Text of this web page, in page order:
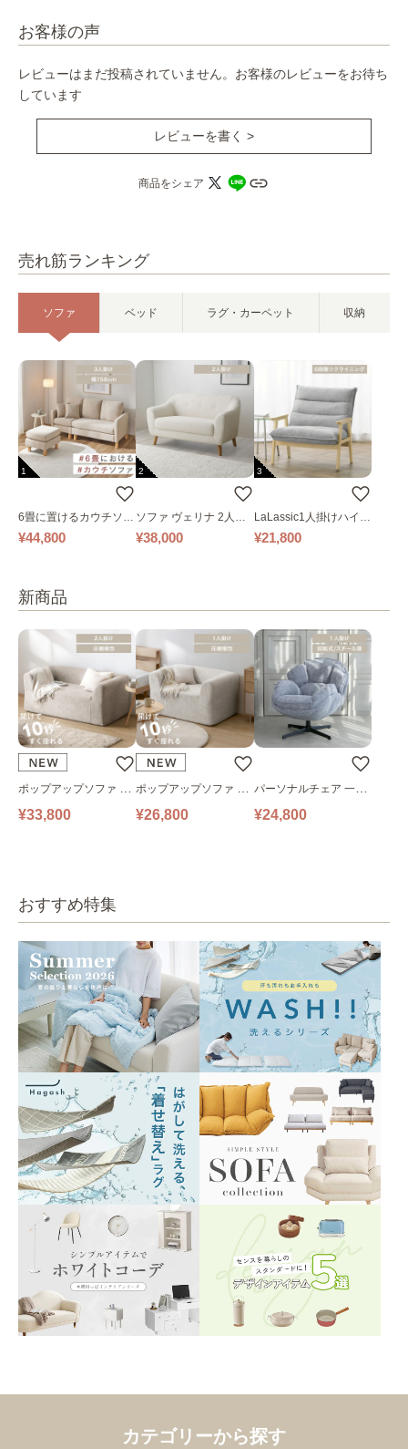
売れ筋ランキング
ソファ ベッド ラグ・カーペット 収納
1
6畳に置けるカウチソフ
ァ｜ベージュ
¥44,800
2
ソファ ヴェリナ 2人掛
け
¥38,000
3
LaLassic1人掛けハイバ
ックソファ ワイド
¥21,800
新商品
ポップアップソファ ソ
ファ フロアソファ 幅14
¥33,800
ポップアップソファ ソ
ファ フロアソファ 幅10
¥26,800
パーソナルチェア 一人
掛けソファ O’HANA ソ
¥24,800
おすすめ特集
お客様の声
レビューはまだ投稿されていません。お客様のレビューをお待ち
しています
レビューを書く >
商品をシェア
カテゴリーから探す